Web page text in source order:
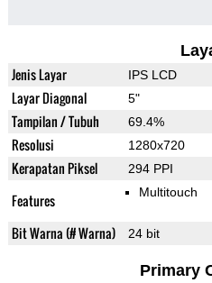
Jenis Layar IPS LCD
Layar Diagonal 5"
Tampilan / Tubuh 69.4%
Resolusi 1280x720
Kerapatan Piksel 294 PPI
Features Multitouch
Bit Warna (# Warna) 24 bit
Primary